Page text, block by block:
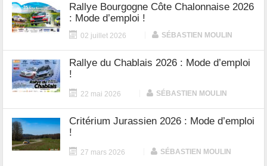
Rallye Bourgogne Côte Chalonnaise 2026
: Mode d’emploi !
02 juillet 2026 SÉBASTIEN MOULIN
Rallye du Chablais 2026 : Mode d’emploi
!
22 mai 2026 SÉBASTIEN MOULIN
Critérium Jurassien 2026 : Mode d’emploi
!
27 mars 2026 SÉBASTIEN MOULIN